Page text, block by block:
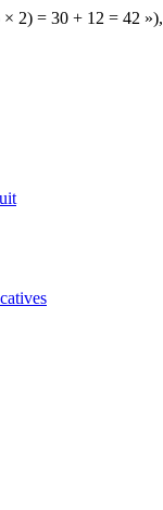
× 2) = 30 + 12 = 42 »),